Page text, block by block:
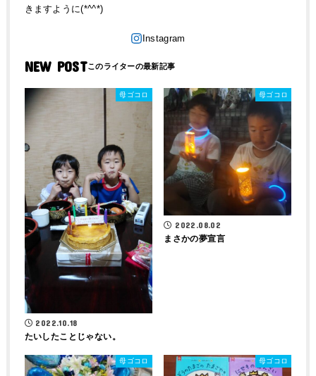
きますように(*^^*)
NEW POST
母ゴコロ
2022.10.18
たいしたことじゃない。
母ゴコロ
2022.08.02
まさかの夢宣言
母ゴコロ 母ゴコロ